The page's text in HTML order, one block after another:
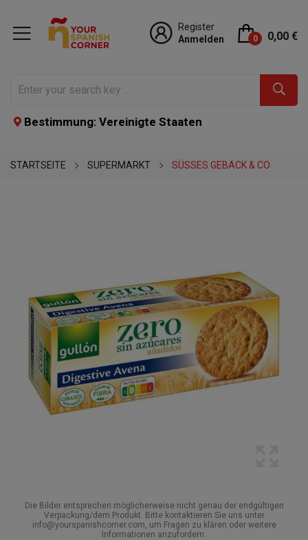
Register
Anmelden
0 0,00 €
Bestimmung: Vereinigte Staaten
STARTSEITE SUPERMARKT SÜSSES GEBÄCK & CO
Die Bilder entsprechen möglicherweise nicht genau der endgültigen
Verpackung/dem Produkt. Bitte kontaktieren Sie uns unter
info@yourspanishcorner.com, um Fragen zu klären oder weitere
Informationen anzufordern.